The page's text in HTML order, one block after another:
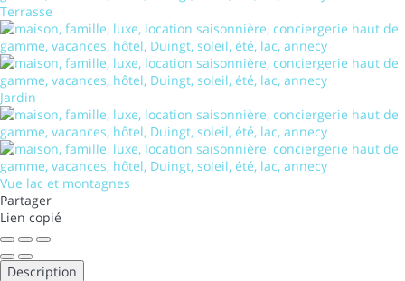
Terrasse
Jardin
Vue lac et montagnes
Partager
Lien copié
Description